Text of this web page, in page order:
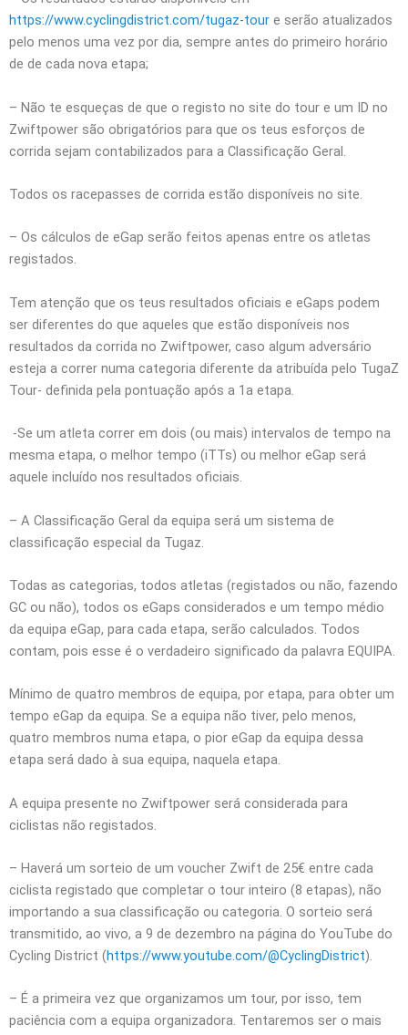
https://www.cyclingdistrict.com/tugaz-tour e serão atualizados
pelo menos uma vez por dia, sempre antes do primeiro horário
de de cada nova etapa;
– Não te esqueças de que o registo no site do tour e um ID no
Zwiftpower são obrigatórios para que os teus esforços de
corrida sejam contabilizados para a Classificação Geral.
Todos os racepasses de corrida estão disponíveis no site.
– Os cálculos de eGap serão feitos apenas entre os atletas
registados.
Tem atenção que os teus resultados oficiais e eGaps podem
ser diferentes do que aqueles que estão disponíveis nos
resultados da corrida no Zwiftpower, caso algum adversário
esteja a correr numa categoria diferente da atribuída pelo TugaZ
Tour- definida pela pontuação após a 1a etapa.
-Se um atleta correr em dois (ou mais) intervalos de tempo na
mesma etapa, o melhor tempo (iTTs) ou melhor eGap será
aquele incluído nos resultados oficiais.
– A Classificação Geral da equipa será um sistema de
classificação especial da Tugaz.
Todas as categorias, todos atletas (registados ou não, fazendo
GC ou não), todos os eGaps considerados e um tempo médio
da equipa eGap, para cada etapa, serão calculados. Todos
contam, pois esse é o verdadeiro significado da palavra EQUIPA.
Mínimo de quatro membros de equipa, por etapa, para obter um
tempo eGap da equipa. Se a equipa não tiver, pelo menos,
quatro membros numa etapa, o pior eGap da equipa dessa
etapa será dado à sua equipa, naquela etapa.
A equipa presente no Zwiftpower será considerada para
ciclistas não registados.
– Haverá um sorteio de um voucher Zwift de 25€ entre cada
ciclista registado que completar o tour inteiro (8 etapas), não
importando a sua classificação ou categoria. O sorteio será
transmitido, ao vivo, a 9 de dezembro na página do YouTube do
Cycling District (https://www.youtube.com/@CyclingDistrict).
– É a primeira vez que organizamos um tour, por isso, tem
paciência com a equipa organizadora. Tentaremos ser o mais